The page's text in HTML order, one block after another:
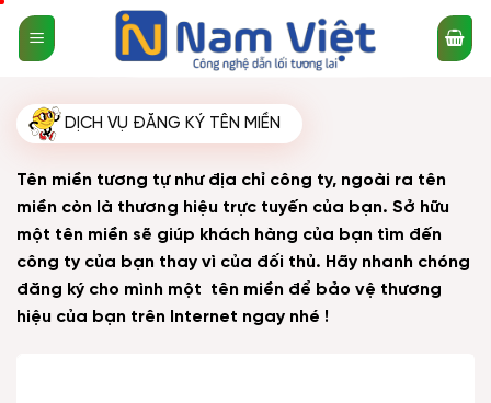
qua
nội
DỊCH VỤ ĐĂNG KÝ TÊN MIỀN
Tên miền tương tự như địa chỉ công ty, ngoài ra tên
miền còn là thương hiệu trực tuyến của bạn. Sở hữu
một tên miền sẽ giúp khách hàng của bạn tìm đến
công ty của bạn thay vì của đối thủ. Hãy nhanh chóng
đăng ký cho mình một tên miền để bảo vệ thương
hiệu của bạn trên Internet ngay nhé !